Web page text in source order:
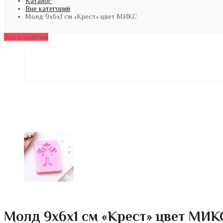
Вне категорий
Молд 9х6х1 см «Крест» цвет МИКС
Нет в наличии
Молд 9х6х1 см «Крест» цвет